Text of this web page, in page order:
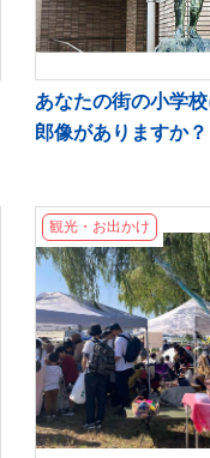
あなたの街の小学
郎像がありますか？
観光・お出かけ